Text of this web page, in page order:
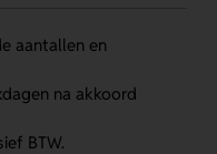
aantallen en
na akkoord
BTW.